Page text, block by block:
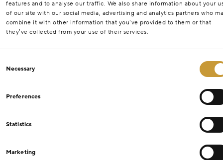
features and to analyse our traffic. We also share information about your
of our site with our social media, advertising and analytics partners who
combine it with other information that you’ve provided to them or that
they’ve collected from your use of their services.
Selection
Necessary
Preferences
Statistics
Marketing